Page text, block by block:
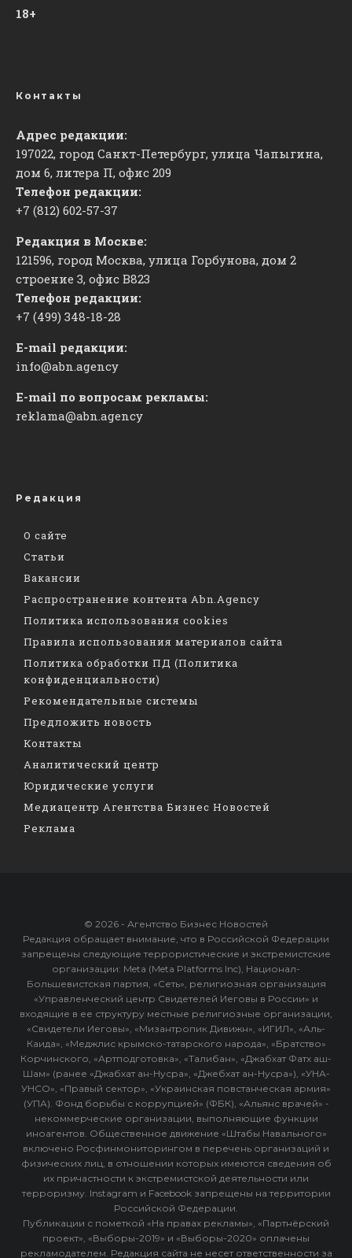
18+
Контакты
Адрес редакции:
197022, город Санкт-Петербург, улица Чапыгина,
дом 6, литера П, офис 209
Телефон редакции:
+7 (812) 602-57-37
Редакция в Москве:
121596, город Москва, улица Горбунова, дом 2
строение 3, офис ​В823
Телефон редакции:
+7 (499) 348-18-28
E-mail редакции:
info@abn.agency
E-mail по вопросам рекламы:
reklama@abn.agency
Редакция
О сайте
Статьи
Вакансии
Распространение контента Abn.Agency
Политика использования cookies
Правила использования материалов сайта
Политика обработки ПД (Политика
конфиденциальности)
Рекомендательные системы
Предложить новость
Контакты
Аналитический центр
Юридические услуги
Медиацентр Агентства Бизнес Новостей
Реклама
© 2026 - Агентство Бизнес Новостей
Редакция обращает внимание, что в Российской Федерации
запрещены следующие террористические и экстремистские
организации: Meta (Meta Platforms Inc), Национал-
Большевистская партия, «Сеть», религиозная организация
«Управленческий центр Свидетелей Иеговы в России» и
входящие в ее структуру местные религиозные организации,
«Свидетели Иеговы», «Мизантропик Дивижн», «ИГИЛ», «Аль-
Каида», «Меджлис крымско-татарского народа», «Братство»
Корчинского, «Артподготовка», «Талибан», «Джабхат Фатх аш-
Шам» (ранее «Джабхат ан-Нусра», «Джебхат ан-Нусра»), «УНА-
УНСО», «Правый сектор», «Украинская повстанческая армия»
(УПА). Фонд борьбы с коррупцией» (ФБК), «Альянс врачей» -
некоммерческие организации, выполняющие функции
иноагентов. Общественное движение «Штабы Навального»
включено Росфинмониторингом в перечень организаций и
физических лиц, в отношении которых имеются сведения об
их причастности к экстремистской деятельности или
терроризму. Instagram и Facebook запрещены на территории
Российской Федерации.
Публикации с пометкой «На правах рекламы», «Партнёрский
проект», «Выборы-2019» и «Выборы-2020» оплачены
рекламодателем. Редакция сайта не несет ответственности за